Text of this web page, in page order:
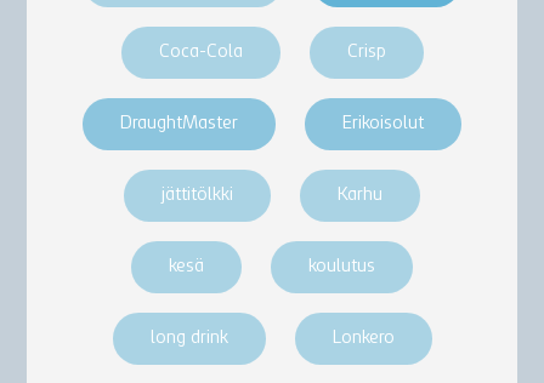
Coca-Cola Crisp
DraughtMaster Erikoisolut
jättitölkki Karhu
kesä koulutus
long drink Lonkero